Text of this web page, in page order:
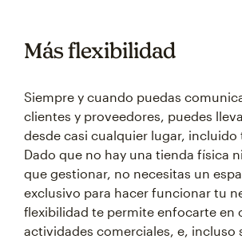
Más flexibilidad
Siempre y cuando puedas
clientes y proveedores, puedes
desde casi cualquier lugar,
Dado que no hay una tienda física
que gestionar, no necesitas un
exclusivo para hacer funcionar tu
flexibilidad te permite enfocarte en
actividades comerciales, e, incluso